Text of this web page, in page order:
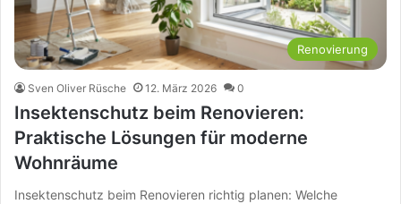
Renovierung
Sven Oliver Rüsche 12. März 2026 0
Insektenschutz beim Renovieren:
Praktische Lösungen für moderne
Wohnräume
Insektenschutz beim Renovieren richtig planen: Welche